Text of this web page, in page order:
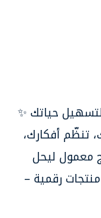
حياتك ✨
تنظّم أفكارك،
معمول ليحل
رقمية –